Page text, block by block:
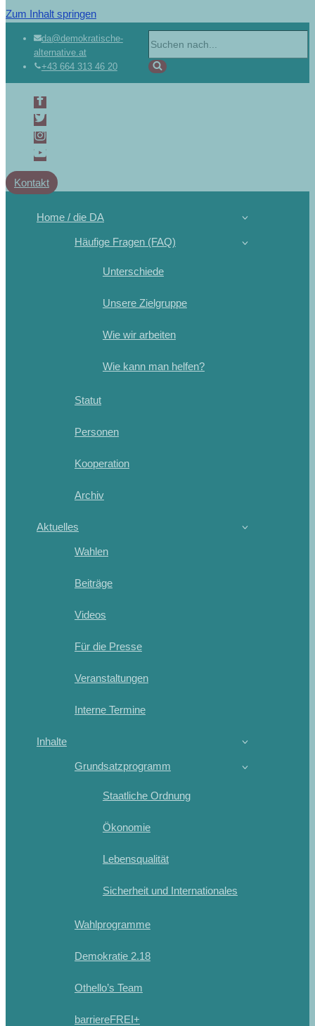
Zum Inhalt springen
da@demokratische-
alternative.at
+43 664 313 46 20
Kontakt
Home / die DA
Häufige Fragen (FAQ)
Unterschiede
Unsere Zielgruppe
Wie wir arbeiten
Wie kann man helfen?
Statut
Personen
Kooperation
Archiv
Aktuelles
Wahlen
Beiträge
Videos
Für die Presse
Veranstaltungen
Interne Termine
Inhalte
Grundsatzprogramm
Staatliche Ordnung
Ökonomie
Lebensqualität
Sicherheit und Internationales
Wahlprogramme
Demokratie 2.18
Othello’s Team
barriereFREI+